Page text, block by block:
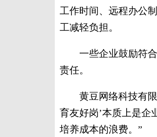
工作时间、远程办公
工减轻负担。
一些企业鼓励符合
责任。
黄豆网络科技有限
育友好岗’本质上是企
培养成本的浪费。”